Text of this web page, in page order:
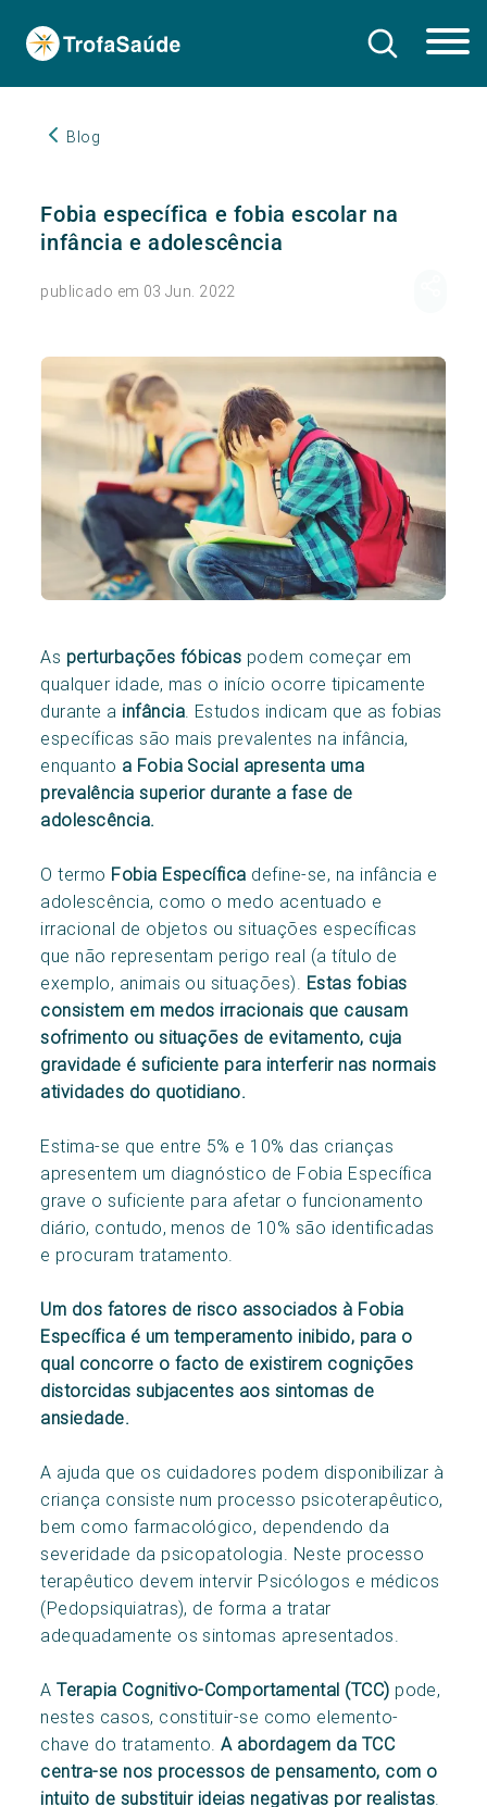
Blog
Fobia específica e fobia escolar na
infância e adolescência
publicado em 03 Jun. 2022
As perturbações fóbicas podem começar em
qualquer idade, mas o início ocorre tipicamente
durante a infância. Estudos indicam que as fobias
específicas são mais prevalentes na infância,
enquanto a Fobia Social apresenta uma
prevalência superior durante a fase de
adolescência.
O termo Fobia Específica define-se, na infância e
adolescência, como o medo acentuado e
irracional de objetos ou situações específicas
que não representam perigo real (a título de
exemplo, animais ou situações). Estas fobias
consistem em medos irracionais que causam
sofrimento ou situações de evitamento, cuja
gravidade é suficiente para interferir nas normais
atividades do quotidiano.
Estima-se que entre 5% e 10% das crianças
apresentem um diagnóstico de Fobia Específica
grave o suficiente para afetar o funcionamento
diário, contudo, menos de 10% são identificadas
e procuram tratamento.
Um dos fatores de risco associados à Fobia
Específica é um temperamento inibido, para o
qual concorre o facto de existirem cognições
distorcidas subjacentes aos sintomas de
ansiedade.
A ajuda que os cuidadores podem disponibilizar à
criança consiste num processo psicoterapêutico,
bem como farmacológico, dependendo da
severidade da psicopatologia. Neste processo
terapêutico devem intervir Psicólogos e médicos
(Pedopsiquiatras), de forma a tratar
adequadamente os sintomas apresentados.
ATerapia Cognitivo-Comportamental (TCC) pode,
nestes casos, constituir-se como elemento-
chave do tratamento. A abordagem da TCC
centra-se nos processos de pensamento, com o
intuito de substituir ideias negativas por realistas